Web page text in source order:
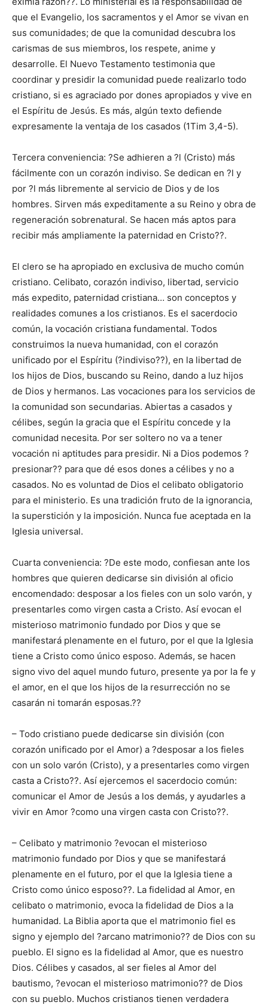
que el Evangelio, los sacramentos y el Amor se vivan en
sus comunidades; de que la comunidad descubra los
carismas de sus miembros, los respete, anime y
desarrolle. El Nuevo Testamento testimonia que
coordinar y presidir la comunidad puede realizarlo todo
cristiano, si es agraciado por dones apropiados y vive en
el Espíritu de Jesús. Es más, algún texto defiende
expresamente la ventaja de los casados (1Tim 3,4-5).
Tercera conveniencia: ?Se adhieren a ?l (Cristo) más
fácilmente con un corazón indiviso. Se dedican en ?l y
por ?l más libremente al servicio de Dios y de los
hombres. Sirven más expeditamente a su Reino y obra de
regeneración sobrenatural. Se hacen más aptos para
recibir más ampliamente la paternidad en Cristo??.
El clero se ha apropiado en exclusiva de mucho común
cristiano. Celibato, corazón indiviso, libertad, servicio
más expedito, paternidad cristiana… son conceptos y
realidades comunes a los cristianos. Es el sacerdocio
común, la vocación cristiana fundamental. Todos
construimos la nueva humanidad, con el corazón
unificado por el Espíritu (?indiviso??), en la libertad de
los hijos de Dios, buscando su Reino, dando a luz hijos
de Dios y hermanos. Las vocaciones para los servicios de
la comunidad son secundarias. Abiertas a casados y
célibes, según la gracia que el Espíritu concede y la
comunidad necesita. Por ser soltero no va a tener
vocación ni aptitudes para presidir. Ni a Dios podemos ?
presionar?? para que dé esos dones a célibes y no a
casados. No es voluntad de Dios el celibato obligatorio
para el ministerio. Es una tradición fruto de la ignorancia,
la superstición y la imposición. Nunca fue aceptada en la
Iglesia universal.
Cuarta conveniencia: ?De este modo, confiesan ante los
hombres que quieren dedicarse sin división al oficio
encomendado: desposar a los fieles con un solo varón, y
presentarles como virgen casta a Cristo. Así evocan el
misterioso matrimonio fundado por Dios y que se
manifestará plenamente en el futuro, por el que la Iglesia
tiene a Cristo como único esposo. Además, se hacen
signo vivo del aquel mundo futuro, presente ya por la fe y
el amor, en el que los hijos de la resurrección no se
casarán ni tomarán esposas.??
– Todo cristiano puede dedicarse sin división (con
corazón unificado por el Amor) a ?desposar a los fieles
con un solo varón (Cristo), y a presentarles como virgen
casta a Cristo??. Así ejercemos el sacerdocio común:
comunicar el Amor de Jesús a los demás, y ayudarles a
vivir en Amor ?como una virgen casta con Cristo??.
– Celibato y matrimonio ?evocan el misterioso
matrimonio fundado por Dios y que se manifestará
plenamente en el futuro, por el que la Iglesia tiene a
Cristo como único esposo??. La fidelidad al Amor, en
celibato o matrimonio, evoca la fidelidad de Dios a la
humanidad. La Biblia aporta que el matrimonio fiel es
signo y ejemplo del ?arcano matrimonio?? de Dios con su
pueblo. El signo es la fidelidad al Amor, que es nuestro
Dios. Célibes y casados, al ser fieles al Amor del
bautismo, ?evocan el misterioso matrimonio?? de Dios
con su pueblo. Muchos cristianos tienen verdadera